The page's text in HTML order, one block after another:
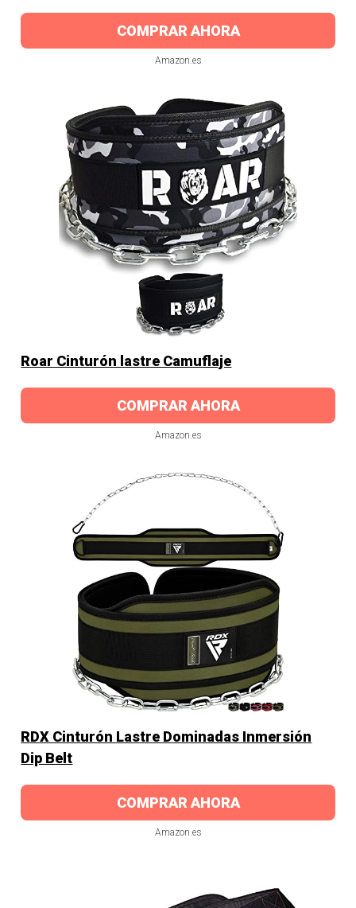
COMPRAR AHORA
Amazon.es
Roar Cinturón lastre Camuflaje
COMPRAR AHORA
Amazon.es
RDX Cinturón Lastre Dominadas Inmersión
Dip Belt
COMPRAR AHORA
Amazon.es